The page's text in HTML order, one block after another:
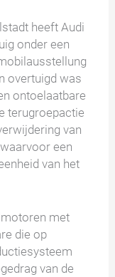
heeft Audi
onder een
overtuigd was
ontoelaatbare
terugroepactie
van
een
van het
met
die op
van de